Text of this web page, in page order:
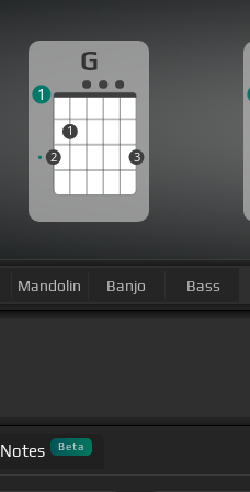
G
2
1
3
1
Mandolin Banjo Bass
Notes Beta